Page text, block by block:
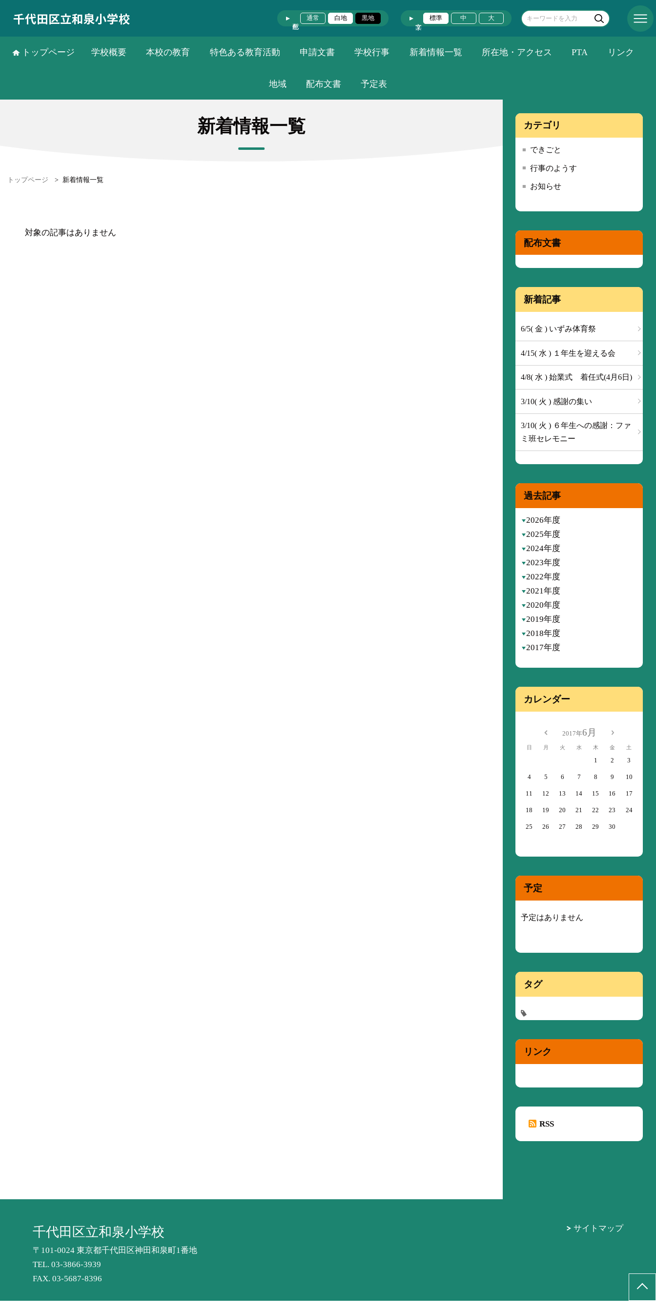
千代田区立和泉小学校 通常 白地 黒地 標準 中 大
トップページ 学校概要 本校の教育 特色ある教育活動 申請文書 学校行事 新着情報一覧 所在地・アクセス PTA リンク
地域 配布文書 予定表
新着情報一覧
トップページ > 新着情報一覧
対象の記事はありません
カテゴリ
できごと
行事のようす
お知らせ
配布文書
新着記事
6/5( 金 ) いずみ体育祭
4/15( 水 ) １年生を迎える会
4/8( 水 ) 始業式 着任式(4月6日)
3/10( 火 ) 感謝の集い
3/10( 火 ) ６年生への感謝：ファ
ミ班セレモニー
過去記事
2026年度
2025年度
2024年度
2023年度
2022年度
2021年度
2020年度
2019年度
2018年度
2017年度
カレンダー
2017年6月
日 月 火 水 木 金 土
1 2 3
4 5 6 7 8 9 10
11 12 13 14 15 16 17
18 19 20 21 22 23 24
25 26 27 28 29 30
予定
予定はありません
タグ
リンク
RSS
千代田区立和泉小学校
〒101-0024 東京都千代田区神田和泉町1番地
TEL.03-3866-3939
FAX. 03-5687-8396
サイトマップ